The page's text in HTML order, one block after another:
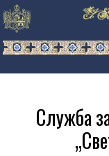
Служба